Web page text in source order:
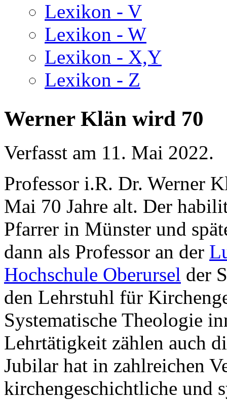
Lexikon - V
Lexikon - W
Lexikon - X,Y
Lexikon - Z
Werner Klän wird 70
Verfasst am 11. Mai 2022.
Professor i.R. Dr. Werner
Mai 70 Jahre alt. Der
Pfarrer in Münster und
dann als Professor an der
Hochschule Oberursel der
den Lehrstuhl für
Systematische Theologie
Lehrtätigkeit zählen auch
Jubilar hat in zahlreichen
kirchengeschichtliche und